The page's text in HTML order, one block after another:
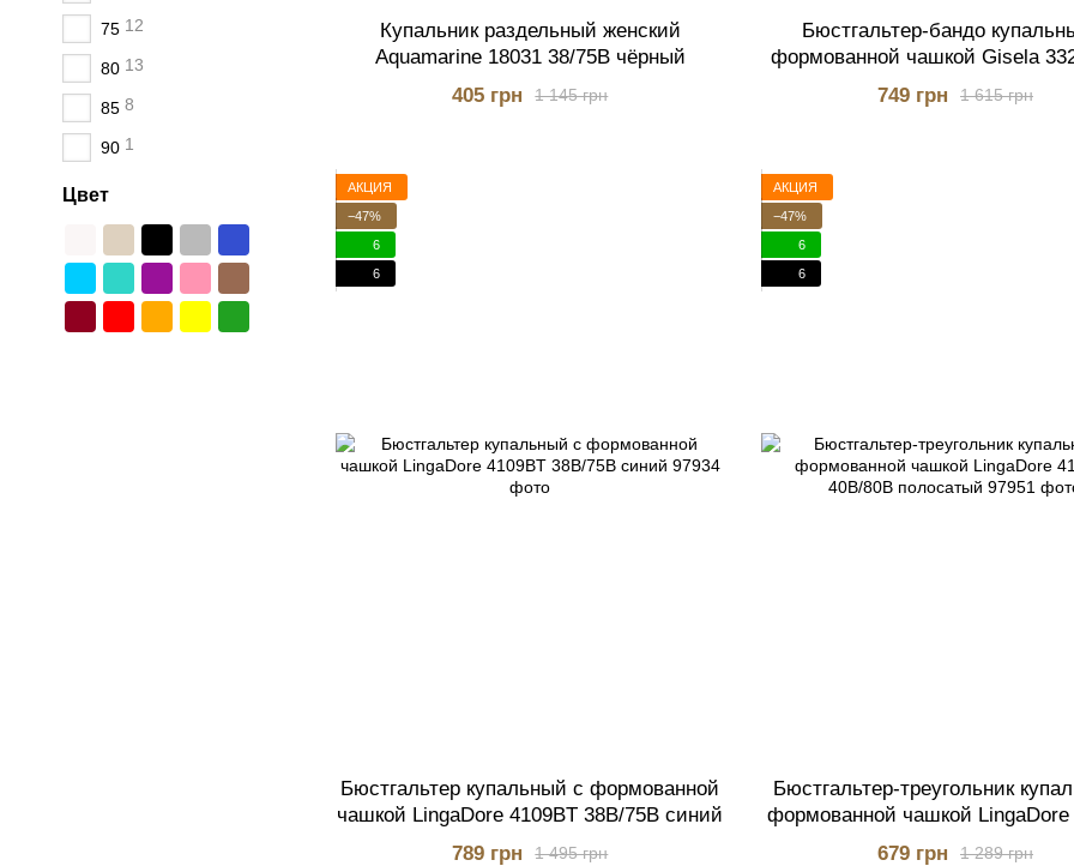
Купальник раздельный женский
Aquamarine 18031 38/75B чёрный
1 145 грн
405 грн
Бюстгальтер-бандо
формованной чашкой Gisela
полосатый
1 615 грн
749 грн
АКЦИЯ
−47%
6
6
Бюстгальтер купальный с формованной
чашкой LingaDore 4109BT 38B/75B синий
1 495 грн
789 грн
АКЦИЯ
−47%
6
6
Бюстгальтер-треугольник
формованной чашкой LingaDore
40B/80B полосатый
1 289 грн
679 грн
75 12
80 13
85 8
90 1
Цвет